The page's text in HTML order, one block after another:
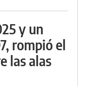
y un
rompió el
las alas